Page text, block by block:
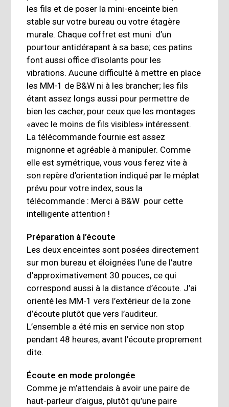
les fils et de poser la mini-enceinte bien
stable sur votre bureau ou votre étagère
murale. Chaque coffret est muni d’un
pourtour antidérapant à sa base; ces patins
font aussi office d’isolants pour les
vibrations. Aucune difficulté à mettre en place
les MM-1 de B&W ni à les brancher; les fils
étant assez longs aussi pour permettre de
bien les cacher, pour ceux que les montages
«avec le moins de fils visibles» intéressent.
La télécommande fournie est assez
mignonne et agréable à manipuler. Comme
elle est symétrique, vous vous ferez vite à
son repère d’orientation indiqué par le méplat
prévu pour votre index, sous la
télécommande : Merci à B&W pour cette
intelligente attention !
Préparation à l’écoute
Les deux enceintes sont posées directement
sur mon bureau et éloignées l’une de l’autre
d’approximativement 30 pouces, ce qui
correspond aussi à la distance d’écoute. J’ai
orienté les MM-1 vers l’extérieur de la zone
d’écoute plutôt que vers l’auditeur.
L’ensemble a été mis en service non stop
pendant 48 heures, avant l’écoute proprement
dite.
Écoute en mode prolongée
Comme je m’attendais à avoir une paire de
haut-parleur d’aigus, plutôt qu’une paire